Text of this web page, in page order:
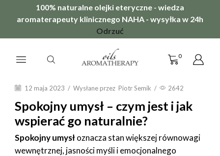
100% naturalne olejki eteryczne - wiedza
aromaterapeuty klinicznego NAHA - wysyłka w 24h
Odrzuć
0
12 maja 2023 / Wysłane przez Piotr Semik / 2642
Spokojny umysł – czym jest i jak
wspierać go naturalnie?
Spokojny umysłoznacza stan większej równowagi
wewnętrznej, jasności myśli i emocjonalnego